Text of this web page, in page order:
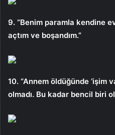
9. “Benim paramla kendine
açtım ve boşandım.”
10. “Annem öldüğünde ‘işim
olmadı. Bu kadar bencil biri